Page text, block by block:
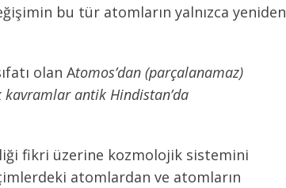
bu tür atomların yalnızca yeniden
olan Atomos’dan (parçalanamaz)
antik Hindistan’da
fikri üzerine kozmolojik sistemini
atomlardan ve atomların